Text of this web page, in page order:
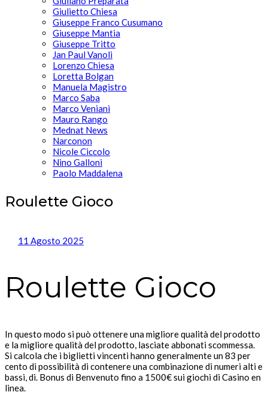
Giulietto Chiesa
Giuseppe Franco Cusumano
Giuseppe Mantia
Giuseppe Tritto
Jan Paul Vanoli
Lorenzo Chiesa
Loretta Bolgan
Manuela Magistro
Marco Saba
Marco Veniani
Mauro Rango
Mednat News
Narconon
Nicole Ciccolo
Nino Galloni
Paolo Maddalena
Roulette Gioco
11 Agosto 2025
Roulette Gioco
In questo modo si può ottenere una migliore qualità del prodotto
e la migliore qualità del prodotto, lasciate abbonati scommessa.
Si calcola che i biglietti vincenti hanno generalmente un 83 per
cento di possibilità di contenere una combinazione di numeri alti e
bassi, di. Bonus di Benvenuto fino a 1500€ sui giochi di Casino en
linea.